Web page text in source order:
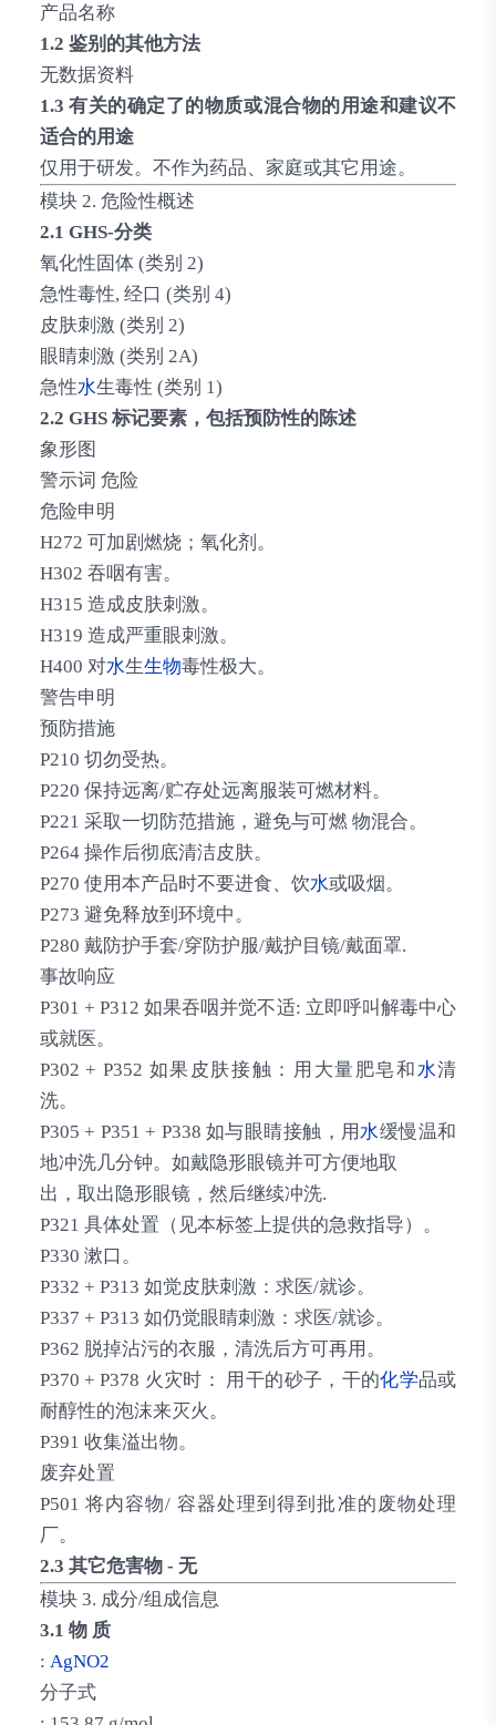
产品名称
1.2 鉴别的其他方法
无数据资料
1.3 有关的确定了的物质或混合物的用途和建议不
适合的用途
仅用于研发。不作为药品、家庭或其它用途。
模块 2. 危险性概述
2.1 GHS-分类
氧化性固体 (类别 2)
急性毒性, 经口 (类别 4)
皮肤刺激 (类别 2)
眼睛刺激 (类别 2A)
急性水生毒性 (类别 1)
2.2 GHS 标记要素，包括预防性的陈述
象形图
警示词 危险
危险申明
H272 可加剧燃烧；氧化剂。
H302 吞咽有害。
H315 造成皮肤刺激。
H319 造成严重眼刺激。
H400 对水生生物毒性极大。
警告申明
预防措施
P210 切勿受热。
P220 保持远离/贮存处远离服装可燃材料。
P221 采取一切防范措施，避免与可燃 物混合。
P264 操作后彻底清洁皮肤。
P270 使用本产品时不要进食、饮水或吸烟。
P273 避免释放到环境中。
P280 戴防护手套/穿防护服/戴护目镜/戴面罩.
事故响应
P301 + P312 如果吞咽并觉不适: 立即呼叫解毒中心
或就医。
P302 + P352 如果皮肤接触：用大量肥皂和 水清
洗。
P305 + P351 + P338 如与眼睛接触，用 水缓慢温和
地冲洗几分钟。如戴隐形眼镜并可方便地取
出，取出隐形眼镜，然后继续冲洗.
P321 具体处置（见本标签上提供的急救指导）。
P330 漱口。
P332 + P313 如觉皮肤刺激：求医/就诊。
P337 + P313 如仍觉眼睛刺激：求医/就诊。
P362 脱掉沾污的衣服，清洗后方可再用。
P370 + P378 火灾时： 用干的砂子，干的化学品或
耐醇性的泡沫来灭火。
P391 收集溢出物。
废弃处置
P501 将内容物/ 容器处理到得到批准的废物处理
厂。
2.3 其它危害物 - 无
模块 3. 成分/组成信息
3.1 物 质
: AgNO2
分子式